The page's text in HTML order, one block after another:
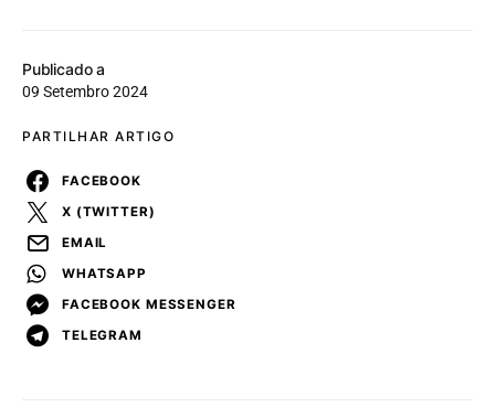
Publicado a
09 Setembro 2024
PARTILHAR ARTIGO
FACEBOOK
X (TWITTER)
EMAIL
WHATSAPP
FACEBOOK MESSENGER
TELEGRAM